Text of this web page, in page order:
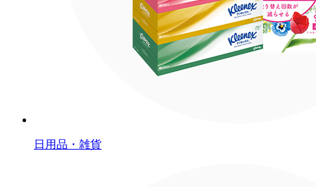
日用品・雑貨